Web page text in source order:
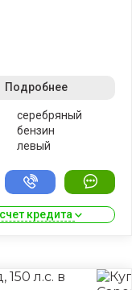
серебряный
бензин
левый
Подробнее
кредита